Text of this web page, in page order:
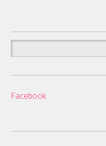
Szukaj:
Facebook